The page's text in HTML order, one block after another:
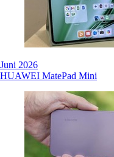
Juni 2026
HUAWEI MatePad Mini